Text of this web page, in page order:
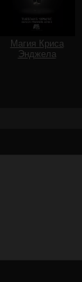
Магия Криса
Энджела